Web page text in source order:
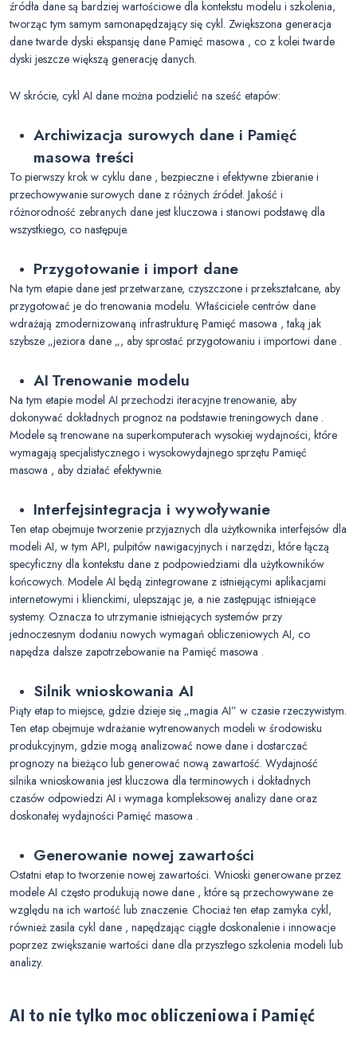
źródła dane są bardziej wartościowe dla kontekstu modelu i szkolenia,
tworząc tym samym samonapędzający się cykl. Zwiększona generacja
dane twarde dyski ekspansję dane Pamięć masowa , co z kolei twarde
dyski jeszcze większą generację danych.
W skrócie, cykl AI dane można podzielić na sześć etapów:
Archiwizacja surowych dane i Pamięć
masowa treści
To pierwszy krok w cyklu dane , bezpieczne i efektywne zbieranie i
przechowywanie surowych dane z różnych źródeł. Jakość i
różnorodność zebranych dane jest kluczowa i stanowi podstawę dla
wszystkiego, co następuje.
Przygotowanie i import dane
Na tym etapie dane jest przetwarzane, czyszczone i przekształcane, aby
przygotować je do trenowania modelu. Właściciele centrów dane
wdrażają zmodernizowaną infrastrukturę Pamięć masowa , taką jak
szybsze „jeziora dane „, aby sprostać przygotowaniu i importowi dane .
AI Trenowanie modelu
Na tym etapie model AI przechodzi iteracyjne trenowanie, aby
dokonywać dokładnych prognoz na podstawie treningowych dane .
Modele są trenowane na superkomputerach wysokiej wydajności, które
wymagają specjalistycznego i wysokowydajnego sprzętu Pamięć
masowa , aby działać efektywnie.
Interfejsintegracja i wywoływanie
Ten etap obejmuje tworzenie przyjaznych dla użytkownika interfejsów dla
modeli AI, w tym API, pulpitów nawigacyjnych i narzędzi, które łączą
specyficzny dla kontekstu dane z podpowiedziami dla użytkowników
końcowych. Modele AI będą zintegrowane z istniejącymi aplikacjami
internetowymi i klienckimi, ulepszając je, a nie zastępując istniejące
systemy. Oznacza to utrzymanie istniejących systemów przy
jednoczesnym dodaniu nowych wymagań obliczeniowych AI, co
napędza dalsze zapotrzebowanie na Pamięć masowa .
Silnik wnioskowania AI
Piąty etap to miejsce, gdzie dzieje się „magia AI” w czasie rzeczywistym.
Ten etap obejmuje wdrażanie wytrenowanych modeli w środowisku
produkcyjnym, gdzie mogą analizować nowe dane i dostarczać
prognozy na bieżąco lub generować nową zawartość. Wydajność
silnika wnioskowania jest kluczowa dla terminowych i dokładnych
czasów odpowiedzi AI i wymaga kompleksowej analizy dane oraz
doskonałej wydajności Pamięć masowa .
Generowanie nowej zawartości
Ostatni etap to tworzenie nowej zawartości. Wnioski generowane przez
modele AI często produkują nowe dane , które są przechowywane ze
względu na ich wartość lub znaczenie. Chociaż ten etap zamyka cykl,
również zasila cykl dane , napędzając ciągłe doskonalenie i innowacje
poprzez zwiększanie wartości dane dla przyszłego szkolenia modeli lub
analizy.
AI to nie tylko moc obliczeniowa i Pamięć